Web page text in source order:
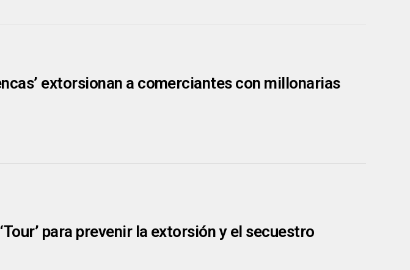
extorsionan a comerciantes con millonarias
para prevenir la extorsión y el secuestro